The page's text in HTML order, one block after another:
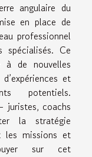
angulaire du
en place de
professionnel
spécialisés. Ce
à de nouvelles
et
potentiels.
juristes, coachs
la stratégie
les missions et
sur cet